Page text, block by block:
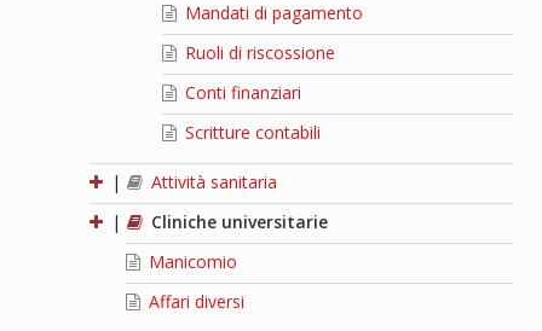
Mandati di pagamento
Ruoli di riscossione
Conti finanziari
Scritture contabili
|
Attività sanitaria
|
Cliniche universitarie
Manicomio
Affari diversi